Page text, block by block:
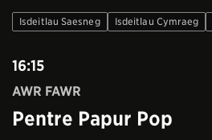
Isdeitlau Saesneg Isdeitlau Cymraeg
16:15
AWR FAWR
Pentre Papur Pop